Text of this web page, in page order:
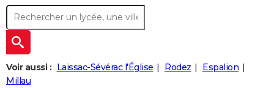
BRICOLAGE
Forum
Aménagement intérieur
Extérieur
Cuisine
Salle de bains
Jardinage
Rangement
+WEEK-END
Guides de France
Escapades
Patrimoine
Expositions
Musées
Week-end nature
+
LIFESTYLE
Art de vivre
Bien-être
Loisirs
Mode
Modes de vie
+SANTE
Voir aussi : Laissac-Sévérac l'Église Rodez
Espalion
Millau